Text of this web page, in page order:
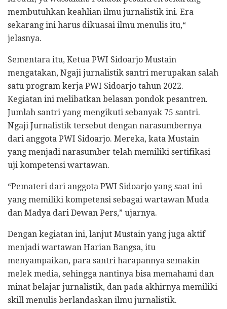
membutuhkan keahlian ilmu jurnalistik ini. Era
sekarang ini harus dikuasai ilmu menulis itu,“
jelasnya.
Sementara itu, Ketua PWI Sidoarjo Mustain
mengatakan, Ngaji jurnalistik santri merupakan salah
satu program kerja PWI Sidoarjo tahun 2022.
Kegiatan ini melibatkan belasan pondok pesantren.
Jumlah santri yang mengikuti sebanyak 75 santri.
Ngaji Jurnalistik tersebut dengan narasumbernya
dari anggota PWI Sidoarjo. Mereka, kata Mustain
yang menjadi narasumber telah memiliki sertifikasi
uji kompetensi wartawan.
“Pemateri dari anggota PWI Sidoarjo yang saat ini
yang memiliki kompetensi sebagai wartawan Muda
dan Madya dari Dewan Pers,” ujarnya.
Dengan kegiatan ini, lanjut Mustain yang juga aktif
menjadi wartawan Harian Bangsa, itu
menyampaikan, para santri harapannya semakin
melek media, sehingga nantinya bisa memahami dan
minat belajar jurnalistik, dan pada akhirnya memiliki
skill menulis berlandaskan ilmu jurnalistik.